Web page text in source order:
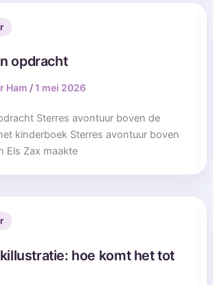
opdracht
Ham /1 mei 2026
Sterres avontuur boven de
kinderboek Sterres avontuur boven
Els Zax maakte
hoe komt het tot